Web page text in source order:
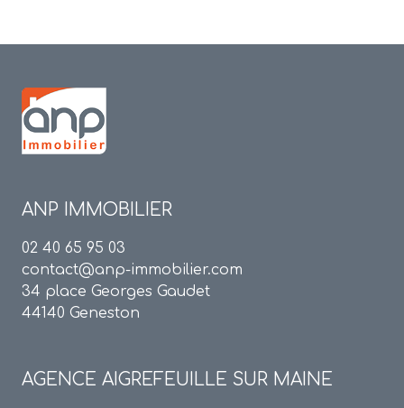
ANP IMMOBILIER
02 40 65 95 03
contact@anp-immobilier.com
34 place Georges Gaudet
44140 Geneston
AGENCE AIGREFEUILLE SUR MAINE